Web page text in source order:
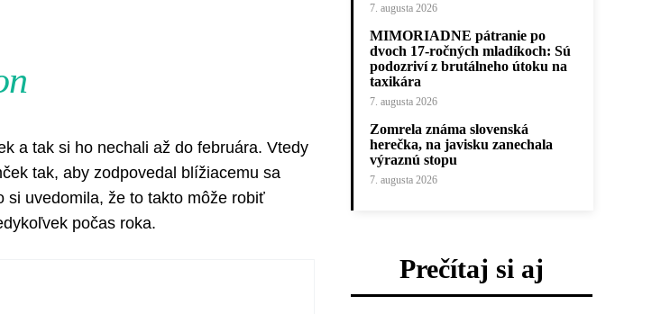
a tak si ho nechali až do februára. Vtedy
tak, aby zodpovedal blížiacemu sa
si uvedomila, že to takto môže robiť
počas roka.
7. augusta 2026
MIMORIADNE pátranie po
dvoch 17-ročných mladíkoch: Sú
podozriví z brutálneho útoku na
taxikára
7. augusta 2026
Zomrela známa slovenská
herečka, na javisku zanechala
výraznú stopu
7. augusta 2026
Prečítaj si aj